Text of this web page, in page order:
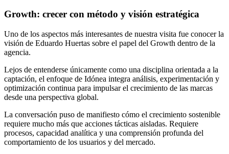
Growth: crecer con método y visión estratégica
Uno de los aspectos más interesantes de nuestra visita fue conocer la
visión de Eduardo Huertas sobre el papel del Growth dentro de la
agencia.
Lejos de entenderse únicamente como una disciplina orientada a la
captación, el enfoque de Idónea integra análisis, experimentación y
optimización continua para impulsar el crecimiento de las marcas
desde una perspectiva global.
La conversación puso de manifiesto cómo el crecimiento sostenible
requiere mucho más que acciones tácticas aisladas. Requiere
procesos, capacidad analítica y una comprensión profunda del
comportamiento de los usuarios y del mercado.